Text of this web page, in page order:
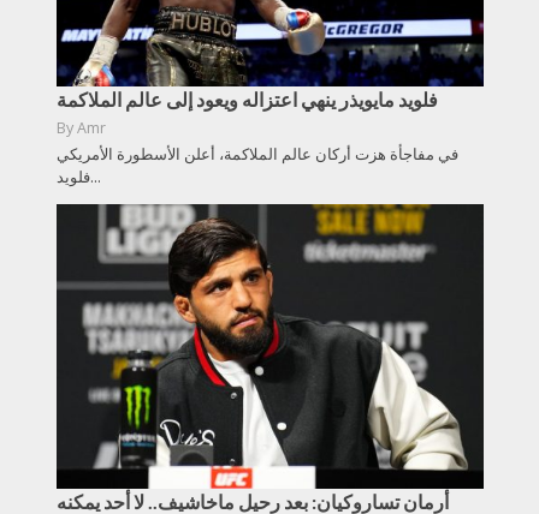
فلويد مايويذر ينهي اعتزاله ويعود إلى عالم الملاكمة
ByAmr
في مفاجأة هزت أركان عالم الملاكمة، أعلن الأسطورة الأمريكي
فلويد...
أرمان تساروكيان: بعد رحيل ماخاشيف.. لا أحد يمكنه